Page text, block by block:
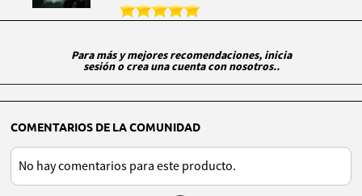
Para más y mejores recomendaciones, inicia
sesión o crea una cuenta con nosotros..
COMENTARIOS DE LA COMUNIDAD
No hay comentarios para este producto.